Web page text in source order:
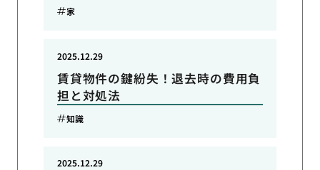
家
賃貸物件の鍵紛失！退去時の費用負
担と対処法
2025.12.29
知識
2025.12.29